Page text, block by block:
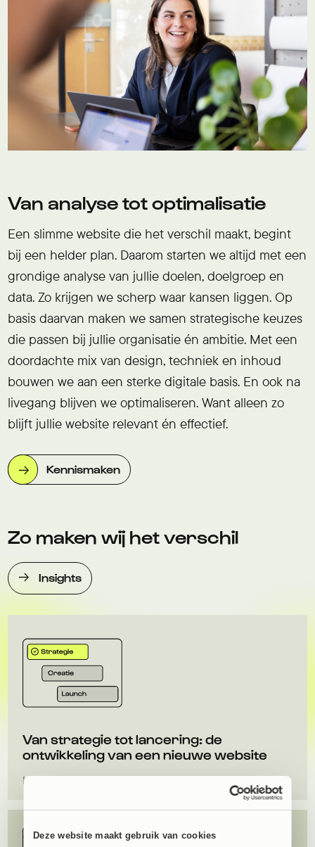
Deze website maakt gebruik van cookies
Van analyse tot optimalisatie
Een slimme website die het verschil maakt, begint
bij een helder plan. Daarom starten we altijd met een
grondige analyse van jullie doelen, doelgroep en
data. Zo krijgen we scherp waar kansen liggen. Op
basis daarvan maken we samen strategische keuzes
die passen bij jullie organisatie én ambitie. Met een
doordachte mix van design, techniek en inhoud
bouwen we aan een sterke digitale basis. En ook na
livegang blijven we optimaliseren. Want alleen zo
blijft jullie website relevant én effectief.
Kennismaken
Zo maken wij het verschil
Insights
Van strategie tot lancering: de
ontwikkeling van een nieuwe website
Livegang Strategie